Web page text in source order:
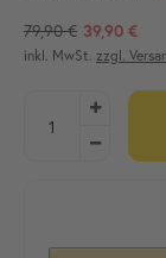
79,90 € 39,90 €
inkl. MwSt. zzgl.